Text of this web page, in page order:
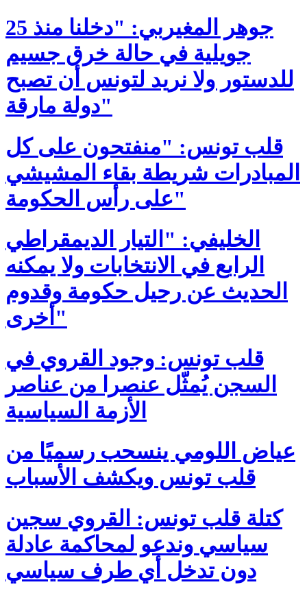
جوهر المغيربي: "دخلنا منذ 25
جويلية في حالة خرق جسيم
للدستور ولا نريد لتونس أن تصبح
دولة مارقة"
قلب تونس: "منفتحون على كل
المبادرات شريطة بقاء المشيشي
على رأس الحكومة"
الخليفي: "التيار الديمقراطي
الرابع في الانتخابات ولا يمكنه
الحديث عن رحيل حكومة وقدوم
أخرى"
قلب تونس: وجود القروي في
السجن يُمثّل عنصرا من عناصر
الأزمة السياسية
عياض اللومي ينسحب رسميًا من
قلب تونس ويكشف الأسباب
كتلة قلب تونس: القروي سجين
سياسي وندعو لمحاكمة عادلة
دون تدخل أي طرف سياسي